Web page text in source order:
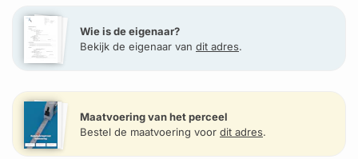
Wie is de eigenaar?
Bekijk de eigenaar van dit adres.
Maatvoering van het perceel
Bestel de maatvoering voor dit adres.